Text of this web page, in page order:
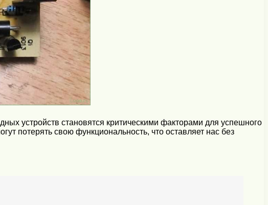
устройств становятся критическими факторами для успешного
потерять свою функциональность, что оставляет нас без